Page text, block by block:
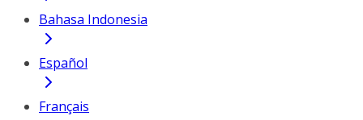
Bahasa Indonesia
Español
Français